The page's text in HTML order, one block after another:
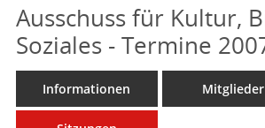
Ausschuss für Kultur,
Soziales - Termine
Informationen Mitglieder